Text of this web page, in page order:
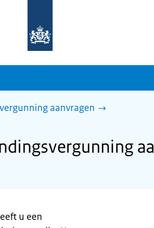
homepage
sdg.rijksoverheid.nl
aanvragen
u een